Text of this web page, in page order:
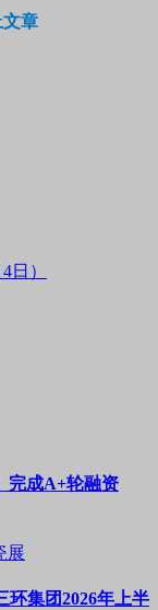
章
日）
完成A+轮融资
展
环集团2026年上半